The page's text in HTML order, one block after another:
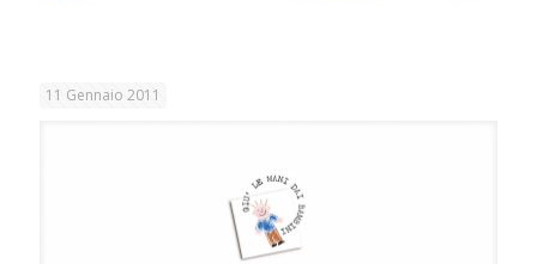
11 Gennaio 2011